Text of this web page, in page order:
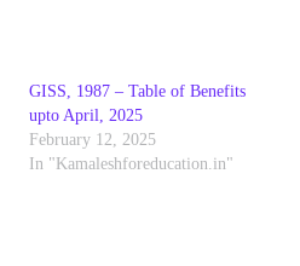
GISS, 1987 – Table of Benefits
upto April, 2025
February 12, 2025
In "Kamaleshforeducation.in"